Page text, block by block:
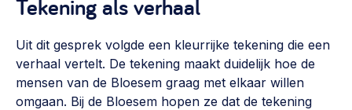
Tekening als verhaal
Uit dit gesprek volgde een kleurrijke tekening die een
verhaal vertelt. De tekening maakt duidelijk hoe de
mensen van de Bloesem graag met elkaar willen
omgaan. Bij de Bloesem hopen ze dat de tekening